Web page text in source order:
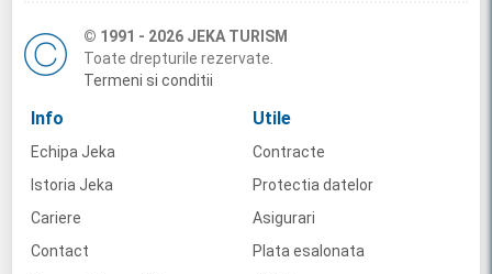
© 1991 - 2026 JEKA TURISM
Toate drepturile rezervate.
Termeni si conditii
Info
Echipa Jeka
Istoria Jeka
Cariere
Contact
Utile
Contracte
Protectia datelor
Asigurari
Plata esalonata